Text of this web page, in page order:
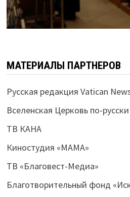
МАТЕРИАЛЫ ПАРТНЕРОВ
Русская редакция Vatican
Вселенская Церковь по-русски
ТВ КАНА
Киностудия «МАМА»
ТВ «Благовест-Медиа»
Благотворительный фонд